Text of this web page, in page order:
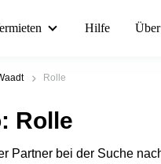
Hilfe
Rolle
: Rolle
Partner bei der Suche